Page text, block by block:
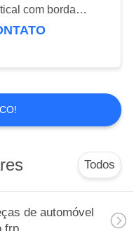
com borda
durável
Todos
de automóvel